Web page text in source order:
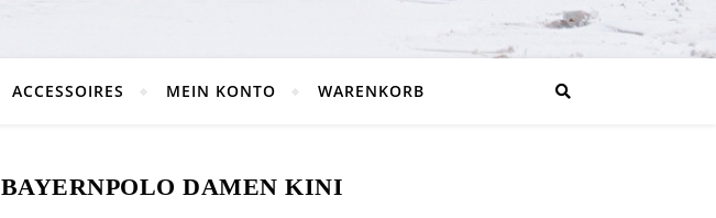
ACCESSOIRES MEIN KONTO WARENKORB
BAYERNPOLO DAMEN KINI